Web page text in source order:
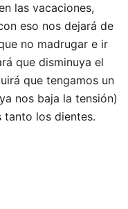
las vacaciones,
eso nos dejará de
no madrugar e ir
que disminuya el
que tengamos un
nos baja la tensión)
tanto los dientes.